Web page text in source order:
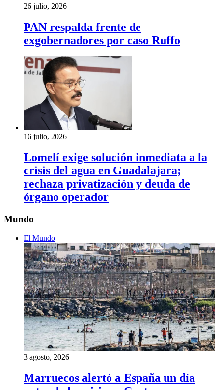
26 julio, 2026
PAN respalda frente de
exgobernadores por caso Ruffo
16 julio, 2026
Lomelí exige solución inmediata a la
crisis del agua en Guadalajara;
rechaza privatización y deuda de
órgano operador
Mundo
El Mundo
3 agosto, 2026
Marruecos alertó a España un día